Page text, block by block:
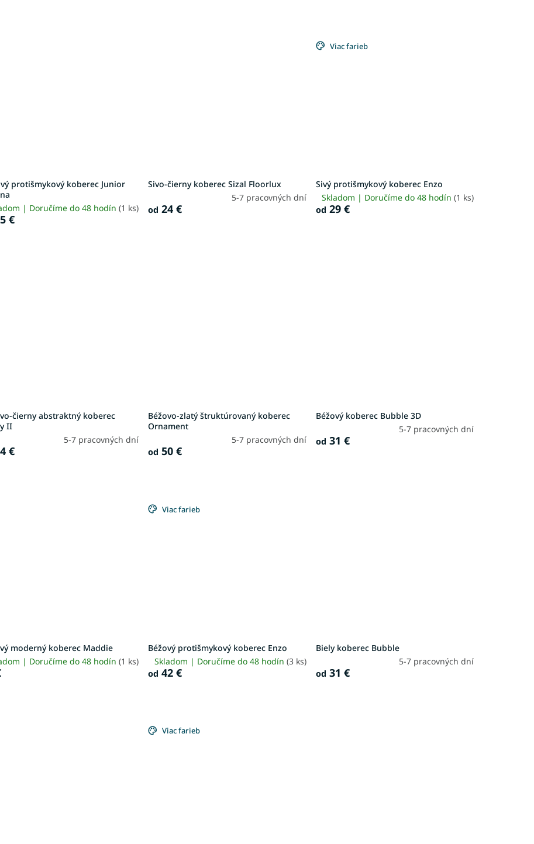
protišmykový koberec Junior
| Doručíme do 48 hodín(1 ks)
€
Sivo-čierny koberec Sizal Floorlux
5-7 pracovných dní
od 24 €
Viac farieb
Sivý protišmykový koberec Enzo
Skladom | Doručíme do 48 hodín (1 ks)
od 29 €
čierny abstraktný koberec
II
5-7 pracovných dní
€
Béžovo-zlatý štruktúrovaný koberec
Ornament
5-7 pracovných dní
od 50 €
Béžový koberec Bubble 3D
5-7 pracovných dní
od 31 €
moderný koberec Maddie
| Doručíme do 48 hodín(1 ks)
Viac farieb
Béžový protišmykový koberec Enzo
Skladom | Doručíme do 48 hodín (3 ks)
od 42 €
Biely koberec Bubble
5-7 pracovných dní
od 31 €
Viac farieb